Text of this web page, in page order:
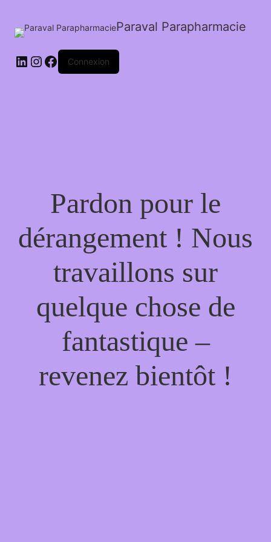
Paraval Parapharmacie
LinkedIn
Instagram
FacebookConnexion
Pardon pour le
dérangement ! Nous
travaillons sur
quelque chose de
fantastique –
revenez bientôt !